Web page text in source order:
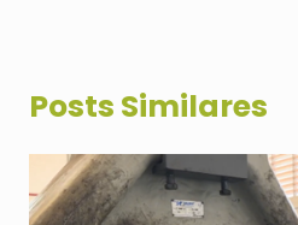
Posts Similares